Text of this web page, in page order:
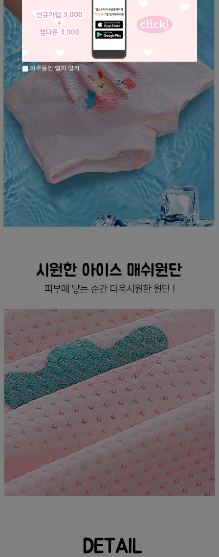
하루동안 열지 않기